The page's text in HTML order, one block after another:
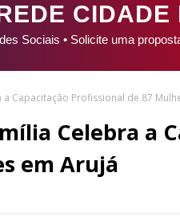
CIDADE
Sociais • Solicite uma
Capacitação Profissional de 87
Celebra a
em Arujá